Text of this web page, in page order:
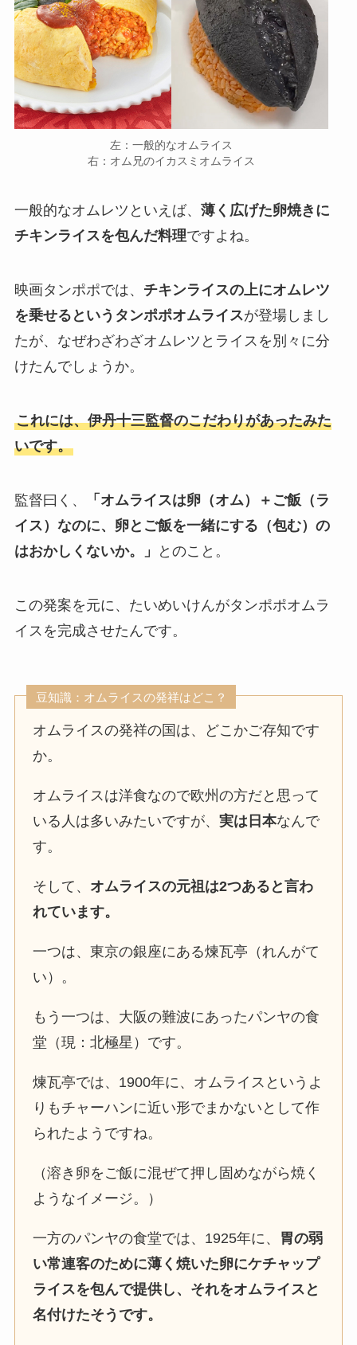
左：一般的なオムライス
右：オム兄のイカスミオムライス
一般的なオムレツといえば、 薄く広げた卵焼きに
チキンライスを包んだ料理ですよね。
映画タンポポでは、 チキンライスの上にオムレツ
を乗せるというタンポポオムライスが登場しまし
たが、なぜわざわざオムレツとライスを別々に分
けたんでしょうか。
これには、伊丹十三監督のこだわりがあったみた
いです。
監督曰く、
「オムライスは卵（オム）＋ご飯（ラ
イス）なのに、卵とご飯を一緒にする（包む）の
はおかしくないか。」
とのこと。
この発案を元に、たいめいけんがタンポポオムラ
イスを完成させたんです。
豆知識：オムライスの発祥はどこ？
オムライスの発祥の国は、どこかご存知です
か。
オムライスは洋食なので欧州の方だと思って
いる人は多いみたいですが、実は日本なんで
す。
そして、 オムライスの元祖は2つあると言わ
れています。
一つは、東京の銀座にある煉瓦亭（れんがて
い）。
もう一つは、大阪の難波にあったパンヤの食
堂（現：北極星）です。
煉瓦亭では、1900年に、オムライスというよ
りもチャーハンに近い形でまかないとして作
られたようですね。
（溶き卵をご飯に混ぜて押し固めながら焼く
ようなイメージ。）
一方のパンヤの食堂では、1925年に、 胃の弱
い常連客のために薄く焼いた卵にケチャップ
ライスを包んで提供し、それをオムライスと
名付けたそうです。